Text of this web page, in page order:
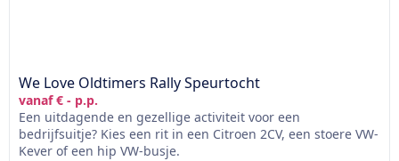
We Love Oldtimers Rally Speurtocht
vanaf € - p.p.
Een uitdagende en gezellige activiteit voor een
bedrijfsuitje? Kies een rit in een Citroen 2CV, een stoere VW-
Kever of een hip VW-busje.